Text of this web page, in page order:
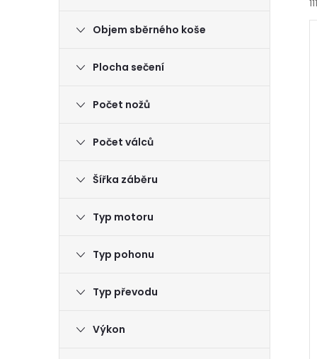
Objem sběrného koše
Plocha sečení
Počet nožů
Počet válců
Šířka záběru
Typ motoru
Typ pohonu
Typ převodu
Výkon